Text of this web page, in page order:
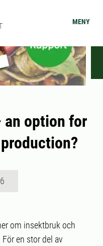
MENY
an option for
om insektbruk och
en stor del av